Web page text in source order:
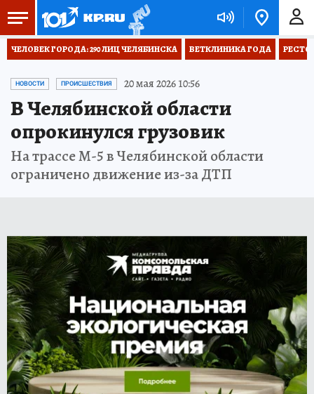
ЧЕЛОВЕК ГОРОДА: 290 ЛИЦ ЧЕЛЯБИНСКА ВЕТКЛИНИКА ГОДА
НОВОСТИ ПРОИСШЕСТВИЯ 20 мая 2026 10:56
В Челябинской области
опрокинулся грузовик
На трассе М-5 в Челябинской области
ограничено движение из-за ДТП